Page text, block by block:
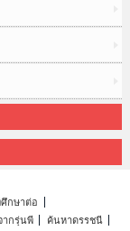
กษาต่อ
ากรุ่นพี่
ค้นหาดรรชนี